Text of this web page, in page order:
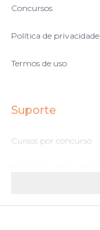
Concursos
Política de privacidade
Termos de uso
Suporte
Cursos por concurso